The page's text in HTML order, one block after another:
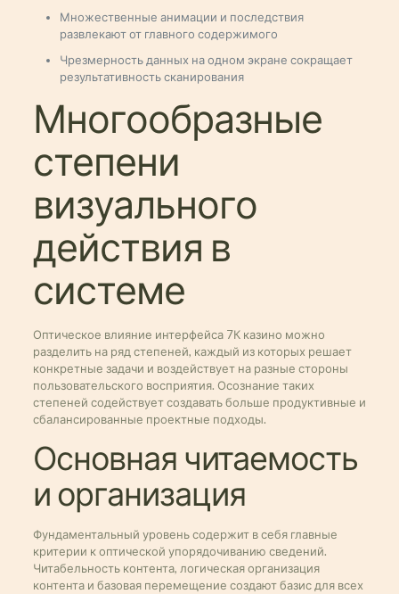
Множественные анимации и последствия
развлекают от главного содержимого
Чрезмерность данных на одном экране сокращает
результативность сканирования
Многообразные
степени
визуального
действия в
системе
Оптическое влияние интерфейса 7К казино можно
разделить на ряд степеней, каждый из которых решает
конкретные задачи и воздействует на разные стороны
пользовательского восприятия. Осознание таких
степеней содействует создавать больше продуктивные и
сбалансированные проектные подходы.
Основная читаемость
и организация
Фундаментальный уровень содержит в себя главные
критерии к оптической упорядочиванию сведений.
Читабельность контента, логическая организация
контента и базовая перемещение создают базис для всех